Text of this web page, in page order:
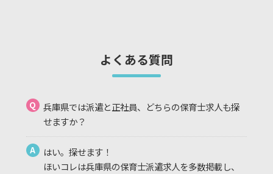
よくある質問
Q
兵庫県では派遣と正社員、どちらの保育士求人も探
せますか？
A
はい。探せます！
ほいコレは兵庫県の保育士派遣求人を多数掲載し、